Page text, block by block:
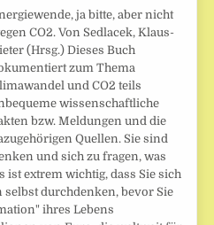
ja bitte, aber nicht
CO2. Von Sedlacek, Klaus-
(Hrsg.) Dieses Buch
zum Thema
und CO2 teils
wissenschaftliche
bzw. Meldungen und die
Quellen. Sie sind
und sich zu fragen, was
ist extrem wichtig, dass Sie sich
durchdenken, bevor Sie
ihres Lebens